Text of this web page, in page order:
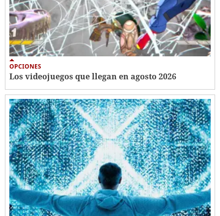
OPCIONES
Los videojuegos que llegan en agosto 2026